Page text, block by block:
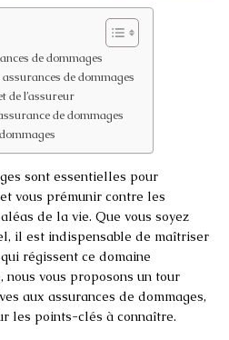
de dommages
de dommages
de l’assureur
de dommages
sont essentielles pour
vous prémunir contre les
de la vie. Que vous soyez
il est indispensable de maîtriser
régissent ce domaine
vous proposons un tour
aux assurances de dommages,
les points-clés à connaître.